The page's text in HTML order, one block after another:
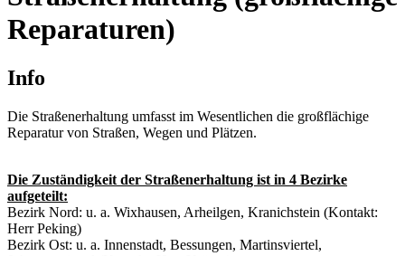
Reparaturen)
Info
Die Straßenerhaltung umfasst im Wesentlichen die großflächige
Reparatur von Straßen, Wegen und Plätzen.
Die Zuständigkeit der Straßenerhaltung ist in 4 Bezirke
aufgeteilt:
Bezirk Nord: u. a. Wixhausen, Arheilgen, Kranichstein (Kontakt:
Herr Peking)
Bezirk Ost: u. a. Innenstadt, Bessungen, Martinsviertel,